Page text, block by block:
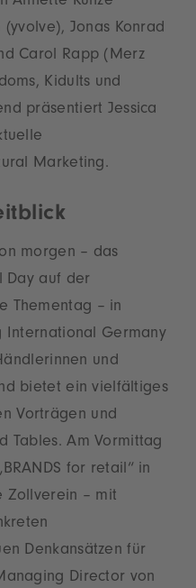
Jonas Konrad
Carol Rapp (Merz
Kidults und
präsentiert Jessica
Marketing.
morgen – das
Day auf der
Thementag – in
International Germany
und
bietet ein vielfältiges
Vorträgen und
Tables. Am Vormittag
for retail“ in
Zollverein – mit
Denkansätzen für
Director von